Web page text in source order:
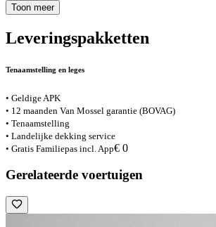
Toon meer
Leveringspakketten
Tenaamstelling en leges
• Geldige APK
• 12 maanden Van Mossel garantie (BOVAG)
• Tenaamstelling
• Landelijke dekking service
• Gratis Familiepas incl. App€ 0
Gerelateerde voertuigen